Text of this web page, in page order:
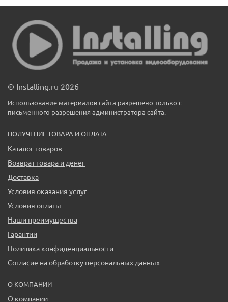
© Installing.ru 2026
Использование материалов сайта разрешено только с
письменного разрешения администратора сайта.
ПОЛУЧЕНИЕ ТОВАРА И ОПЛАТА
Каталог товаров
Возврат товара и денег
Доставка
Условия оказания услуг
Условия оплаты
Наши преимущества
Гарантии
Политика конфиденциальности
Согласие на обработку персональных данных
О КОМПАНИИ
О компании